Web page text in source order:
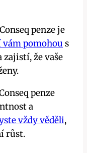
penze je
pomohou s
že vaše
penze
a
vždy věděli,
růst.